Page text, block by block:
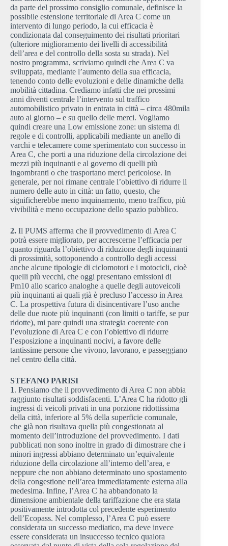
da parte del prossimo consiglio comunale, definisce la
possibile estensione territoriale di Area C come un
intervento di lungo periodo, la cui efficacia è
condizionata dal conseguimento dei risultati prioritari
(ulteriore miglioramento dei livelli di accessibilità
dell’area e del controllo della sosta su strada). Nel
nostro programma, scriviamo quindi che Area C va
sviluppata, mediante l’aumento della sua efficacia,
tenendo conto delle evoluzioni e delle dinamiche della
mobilità cittadina. Crediamo infatti che nei prossimi
anni diventi centrale l’intervento sul traffico
automobilistico privato in entrata in città – circa 480mila
auto al giorno – e su quello delle merci. Vogliamo
quindi creare una Low emissione zone: un sistema di
regole e di controlli, applicabili mediante un anello di
varchi e telecamere come sperimentato con successo in
Area C, che porti a una riduzione della circolazione dei
mezzi più inquinanti e al governo di quelli più
ingombranti o che trasportano merci pericolose. In
generale, per noi rimane centrale l’obiettivo di ridurre il
numero delle auto in città: un fatto, questo, che
significherebbe meno inquinamento, meno traffico, più
vivibilità e meno occupazione dello spazio pubblico.
2. Il PUMS afferma che il provvedimento di Area C
potrà essere migliorato, per accrescerne l’efficacia per
quanto riguarda l’obiettivo di riduzione degli inquinanti
di prossimità, sottoponendo a controllo degli accessi
anche alcune tipologie di ciclomotori e i motocicli, cioè
quelli più vecchi, che oggi presentano emissioni di
Pm10 allo scarico analoghe a quelle degli autoveicoli
più inquinanti ai quali già è precluso l’accesso in Area
C. La prospettiva futura di disincentivare l’uso anche
delle due ruote più inquinanti (con limiti o tariffe, se pur
ridotte), mi pare quindi una strategia coerente con
l’evoluzione di Area C e con l’obiettivo di ridurre
l’esposizione a inquinanti nocivi, a favore delle
tantissime persone che vivono, lavorano, e passeggiano
nel centro della città.
STEFANO PARISI
1. Pensiamo che il provvedimento di Area C non abbia
raggiunto risultati soddisfacenti. L’Area C ha ridotto gli
ingressi di veicoli privati in una porzione ridottissima
della città, inferiore al 5% della superficie comunale,
che già non risultava quella più congestionata al
momento dell’introduzione del provvedimento. I dati
pubblicati non sono inoltre in grado di dimostrare che i
minori ingressi abbiano determinato un’equivalente
riduzione della circolazione all’interno dell’area, e
neppure che non abbiano determinato uno spostamento
della congestione nell’area immediatamente esterna alla
medesima. Infine, l’Area C ha abbandonato la
dimensione ambientale della tariffazione che era stata
positivamente introdotta col precedente esperimento
dell’Ecopass. Nel complesso, l’Area C può essere
considerata un successo mediatico, ma deve invece
essere considerata un insuccesso tecnico qualora